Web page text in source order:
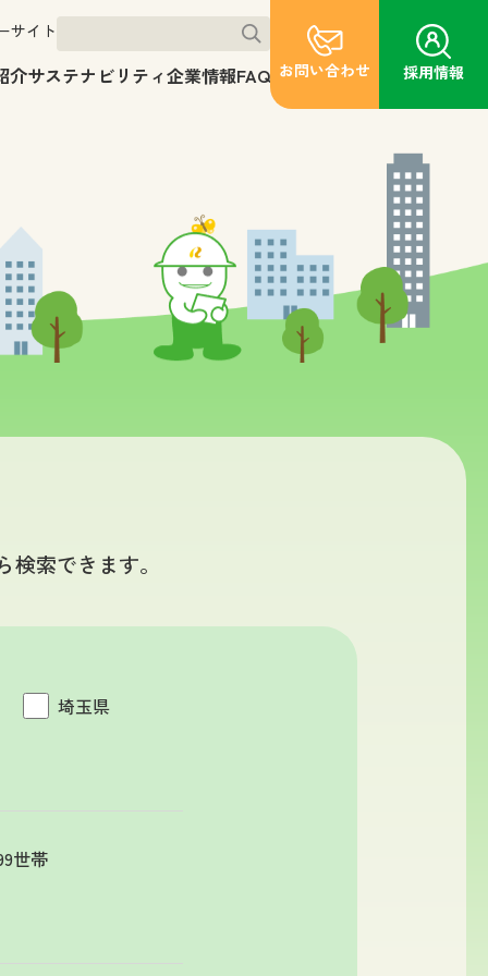
サイト
介サステナビリティ企業情報FAQ お問い合わせ 採用情報
索できます。
埼玉県
世帯